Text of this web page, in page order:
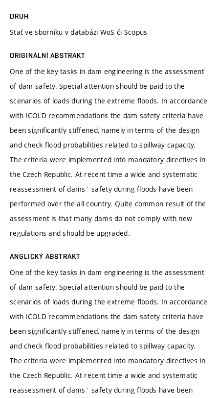
DRUH
Stať ve sborníku v databázi WoS či Scopus
ORIGINÁLNÍ ABSTRAKT
One of the key tasks in dam engineering is the assessment
of dam safety. Special attention should be paid to the
scenarios of loads during the extreme floods. In accordance
with ICOLD recommendations the dam safety criteria have
been significantly stiffened, namely in terms of the design
and check flood probabilities related to spillway capacity.
The criteria were implemented into mandatory directives in
the Czech Republic. At recent time a wide and systematic
reassessment of dams´ safety during floods have been
performed over the all country. Quite common result of the
assessment is that many dams do not comply with new
regulations and should be upgraded.
ANGLICKÝ ABSTRAKT
One of the key tasks in dam engineering is the assessment
of dam safety. Special attention should be paid to the
scenarios of loads during the extreme floods. In accordance
with ICOLD recommendations the dam safety criteria have
been significantly stiffened, namely in terms of the design
and check flood probabilities related to spillway capacity.
The criteria were implemented into mandatory directives in
the Czech Republic. At recent time a wide and systematic
reassessment of dams´ safety during floods have been